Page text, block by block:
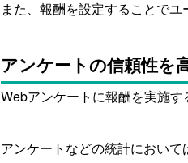
また、報酬を設定することで
アンケートの信頼性を
Webアンケートに報酬を実施す
アンケートなどの統計におい